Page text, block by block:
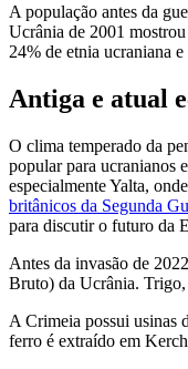
A população antes da
Ucrânia de 2001
24% de etnia ucraniana
Antiga e atual
O clima temperado da
popular para ucranianos
especialmente Yalta,
britânicos da Segunda
para discutir o futuro da
Antes da invasão de
Bruto) da Ucrânia. Trigo,
A Crimeia possui usinas
ferro é extraído em